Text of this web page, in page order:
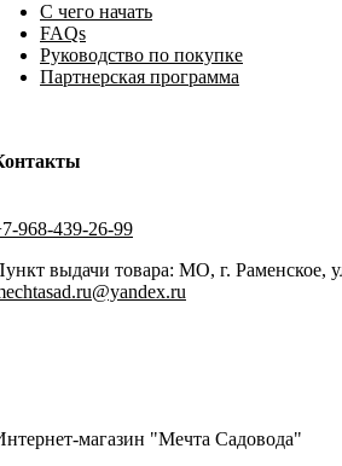
С чего начать
FAQs
Руководство по покупке
Партнерская программа
968-439-26-99
выдачи товара: МО, г. Раменское,
магазин "Мечта Садовода"